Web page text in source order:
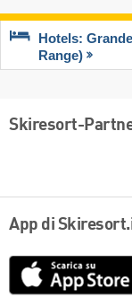
Hotels:
Range)
Skiresort-
App di